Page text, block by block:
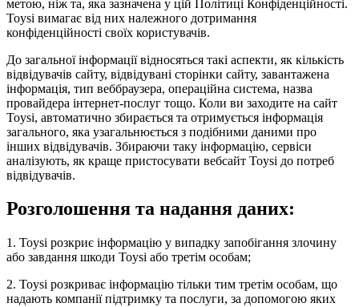
метою, ніж та, яка зазначена у цій Політиці Конфіденційності.
Toysi вимагає від них належного дотримання
конфіденційності своїх користувачів.
До загальної інформації відносяться такі аспекти, як кількість
відвідувачів сайту, відвідувані сторінки сайту, завантажена
інформація, тип веббраузера, операційна система, назва
провайдера інтернет-послуг тощо. Коли ви заходите на сайт
Toysi, автоматично збирається та отримується інформація
загального, яка узагальнюється з подібними даними про
інших відвідувачів. Збираючи таку інформацію, сервіси
аналізують, як краще пристосувати вебсайт Toysi до потреб
відвідувачів.
Розголошення та надання даних:
1. Toysi розкриє інформацію у випадку запобігання злочину
або завдання шкоди Toysi або третім особам;
2. Toysi розкриває інформацію тільки тим третім особам, що
надають компанії підтримку та послуги, за допомогою яких